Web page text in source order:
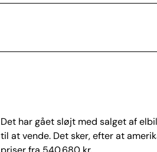
Det har gået sløjt med salget af
til at vende. Det sker, efter at